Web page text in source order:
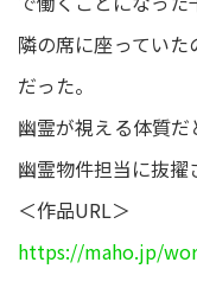
隣の席に座っていた
だった。
幽霊が視える体質
幽霊物件担当に抜擢
＜作品URL＞
https://maho.jp/